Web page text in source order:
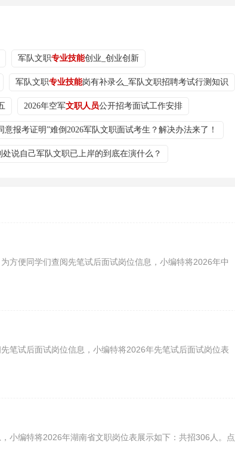
军队文职专业技能创业_创业创新
军队文职专业技能岗有补录么_军队文职招聘考试行测知识
2026年空军文职人员公开招考面试工作安排
意报考证明”难倒2026军队文职面试考生？解决办法来了！
处说自己军队文职已上岸的到底在演什么？
方便同学们查阅先笔试后面试岗位信息，小编特将2026年中
笔试后面试岗位信息，小编特将2026年先笔试后面试岗位表
小编特将2026年湖南省文职岗位表展示如下：共招306人。点